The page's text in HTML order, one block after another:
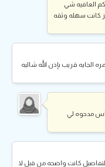
العافيه شي
كانت سهله وثقه
الجايه قريب بإذن الله شاليه
ناس مدحوه لي
كانت واضحه من قبل لا